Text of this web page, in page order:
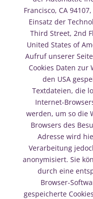
Francisco, CA
Einsatz der
Third Street, 2nd
United States of
Aufruf unserer
Cookies Daten zur
den USA
Textdateien, die
Internet-
werden, um so die
Browsers des
Adresse wird
Verarbeitung
anonymisiert. Sie
durch eine
Browser-
gespeicherte